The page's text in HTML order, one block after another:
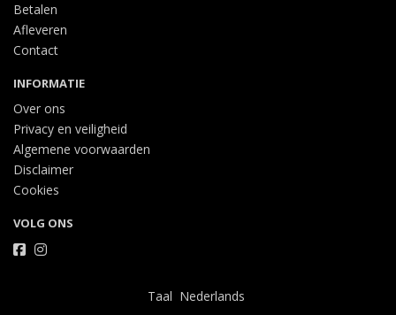
Betalen
Afleveren
Contact
INFORMATIE
Over ons
Privacy en veiligheid
Algemene voorwaarden
Disclaimer
Cookies
VOLG ONS
Taal